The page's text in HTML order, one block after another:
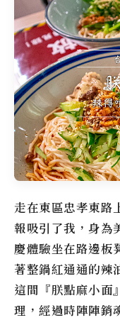
走在東區忠孝東路
報吸引了我，身為
慶體驗坐在路邊板
著整鍋紅通通的辣
這間『朕點麻小面
理，經過時陣陣銷